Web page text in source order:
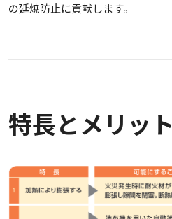
の延焼防止に貢献します。
特長とメリット